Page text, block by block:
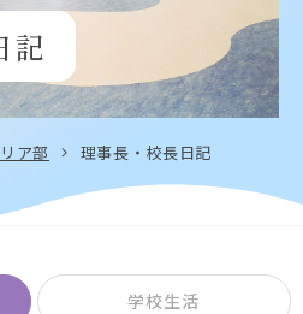
い合わせ・
資料請求
EN
記
ア部 理事長・校長日記
学校生活